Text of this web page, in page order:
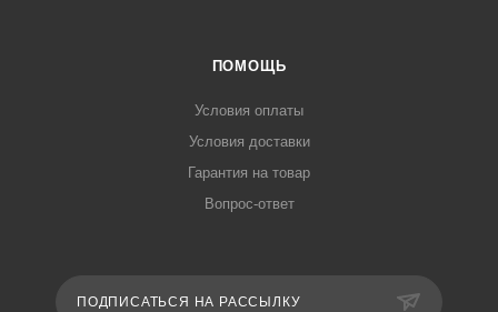
ПОМОЩЬ
Условия оплаты
Условия доставки
Гарантия на товар
Вопрос-ответ
ПОДПИСАТЬСЯ НА РАССЫЛКУ